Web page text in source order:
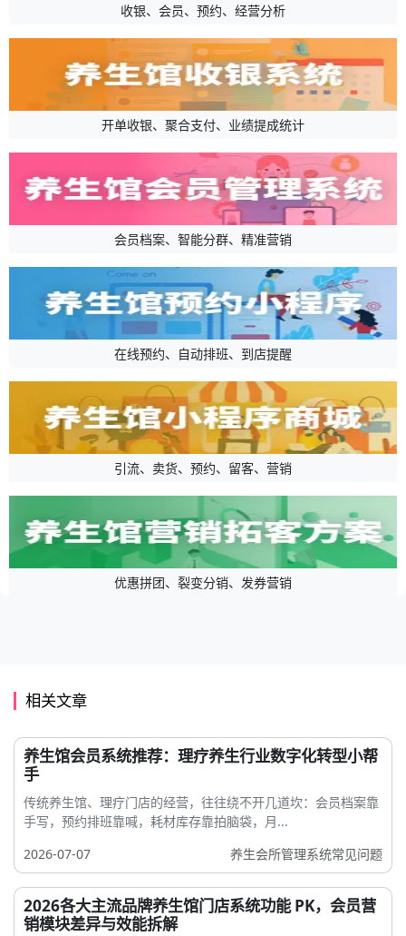
收银、会员、预约、经营分析
开单收银、聚合支付、业绩提成统计
会员档案、智能分群、精准营销
在线预约、自动排班、到店提醒
引流、卖货、预约、留客、营销
优惠拼团、裂变分销、发券营销
相关文章
养生馆会员系统推荐：理疗养生行业数字化转型小帮
手
传统养生馆、理疗门店的经营，往往绕不开几道坎：会员档案靠
手写，预约排班靠喊，耗材库存靠拍脑袋，月...
2026-07-07
养生会所管理系统常见问题
2026各大主流品牌养生馆门店系统功能 PK，会员营
销模块差异与效能拆解